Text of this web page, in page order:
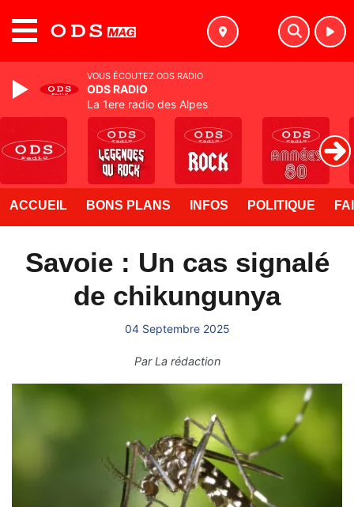
ACCUEIL BONS PLANS INFOS POLITIQUE
Savoie : Un cas signalé
de chikungunya
04 Septembre 2025
ParLa rédaction
VOUS ÉCOUTEZ ODS RADIO
ODS RADIO
La 1ere radio des Alpes